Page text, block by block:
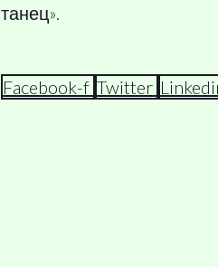
танец».
Facebook-f Twitter